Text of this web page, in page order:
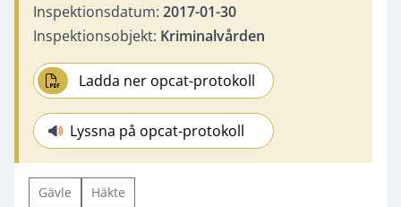
Inspektionsdatum: 2017-01-30
Inspektionsobjekt: Kriminalvården
Ladda ner opcat-protokoll
Lyssna på opcat-protokoll
Gävle Häkte